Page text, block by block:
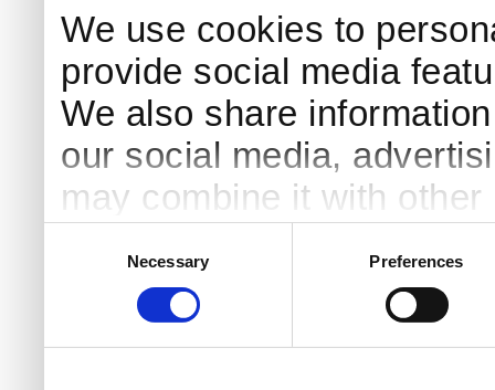
We use cookies to
provide social media
We also share
our social media,
may combine it with
services.
Necessary Preferences